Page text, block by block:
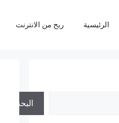
الرئيسية ربح من الانترنت
البحث